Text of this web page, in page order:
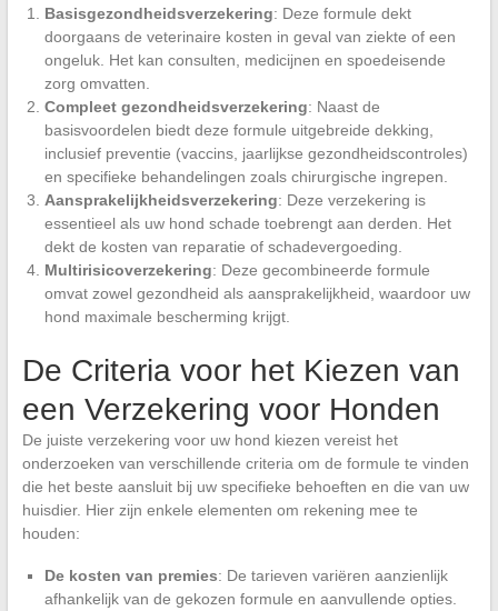
Basisgezondheidsverzekering: Deze formule dekt
doorgaans de veterinaire kosten in geval van ziekte of een
ongeluk. Het kan consulten, medicijnen en spoedeisende
zorg omvatten.
Compleet gezondheidsverzekering: Naast de
basisvoordelen biedt deze formule uitgebreide dekking,
inclusief preventie (vaccins, jaarlijkse gezondheidscontroles)
en specifieke behandelingen zoals chirurgische ingrepen.
Aansprakelijkheidsverzekering: Deze verzekering is
essentieel als uw hond schade toebrengt aan derden. Het
dekt de kosten van reparatie of schadevergoeding.
Multirisicoverzekering: Deze gecombineerde formule
omvat zowel gezondheid als aansprakelijkheid, waardoor uw
hond maximale bescherming krijgt.
De Criteria voor het Kiezen van
een Verzekering voor Honden
De juiste verzekering voor uw hond kiezen vereist het
onderzoeken van verschillende criteria om de formule te vinden
die het beste aansluit bij uw specifieke behoeften en die van uw
huisdier. Hier zijn enkele elementen om rekening mee te
houden:
De kosten van premies: De tarieven variëren aanzienlijk
afhankelijk van de gekozen formule en aanvullende opties.